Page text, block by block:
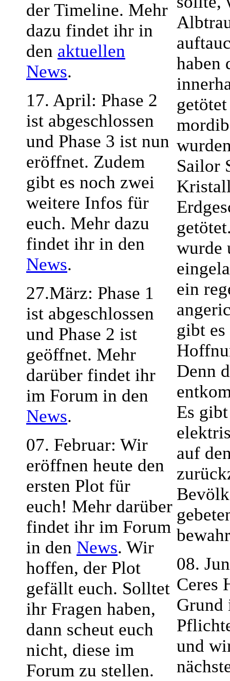
der Timeline. Mehr
dazu findet ihr in
den aktuellen
News.
17. April: Phase 2
ist abgeschlossen
und Phase 3 ist nun
eröffnet. Zudem
gibt es noch zwei
weitere Infos für
euch. Mehr dazu
findet ihr in den
News.
27.März: Phase 1
ist abgeschlossen
und Phase 2 ist
geöffnet. Mehr
darüber findet ihr
im Forum in den
News.
07. Februar: Wir
eröffnen heute den
ersten Plot für
euch! Mehr darüber
findet ihr im Forum
in den News. Wir
hoffen, der Plot
gefällt euch. Solltet
ihr Fragen haben,
dann scheut euch
nicht, diese im
Forum zu stellen.
haben
Sailor
wurde
ein
gibt
Denn
Es
auf
08.
Ceres
Grund
und